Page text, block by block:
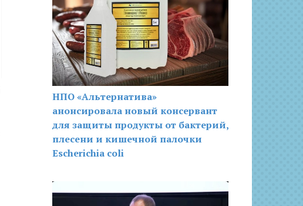
НПО «Альтернатива»
анонсировала новый консервант
для защиты продукты от бактерий,
плесени и кишечной палочки
Escherichia coli